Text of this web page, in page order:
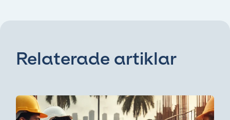
Relaterade artiklar